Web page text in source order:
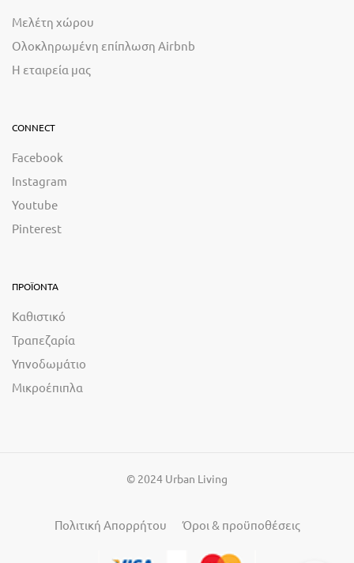
Μελέτη χώρου
Ολοκληρωμένη επίπλωση Airbnb
Η εταιρεία μας
CONNECT
Facebook
Instagram
Youtube
Pinterest
ΠΡΟΪΟΝΤΑ
Καθιστικό
Τραπεζαρία
Υπνοδωμάτιο
Μικροέπιπλα
© 2024 Urban Living
Πολιτική Απορρήτου Όροι & προϋποθέσεις